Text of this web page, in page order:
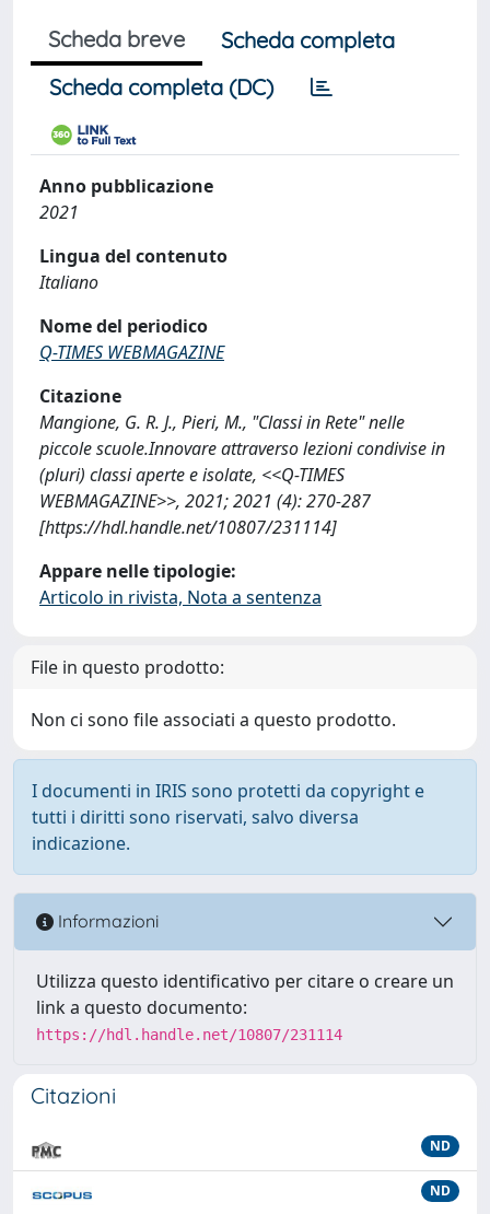
Scheda breve
Scheda completa
Scheda completa (DC)
Anno pubblicazione
2021
Lingua del contenuto
Italiano
Nome del periodico
Q-TIMES WEBMAGAZINE
Citazione
Mangione, G. R. J., Pieri, M., "Classi in Rete" nelle
piccole scuole.Innovare attraverso lezioni condivise in
(pluri) classi aperte e isolate, <<Q-TIMES
WEBMAGAZINE>>, 2021; 2021 (4): 270-287
[https://hdl.handle.net/10807/231114]
Appare nelle tipologie:
Articolo in rivista, Nota a sentenza
File in questo prodotto:
Non ci sono file associati a questo prodotto.
I documenti in IRIS sono protetti da copyright e
tutti i diritti sono riservati, salvo diversa
indicazione.
Informazioni
Utilizza questo identificativo per citare o creare un
link a questo documento:
https://hdl.handle.net/10807/231114
Citazioni
ND
ND